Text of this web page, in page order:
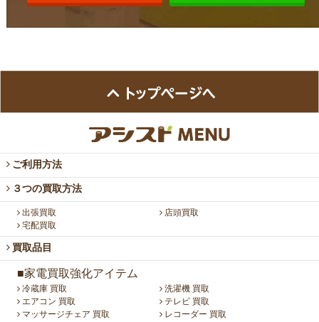
ご利用方法
３つの買取方法
出張買取
店頭買取
宅配買取
買取品目
■家電買取強化アイテム
冷蔵庫 買取
洗濯機 買取
エアコン 買取
テレビ 買取
マッサージチェア 買取
レコーダー 買取